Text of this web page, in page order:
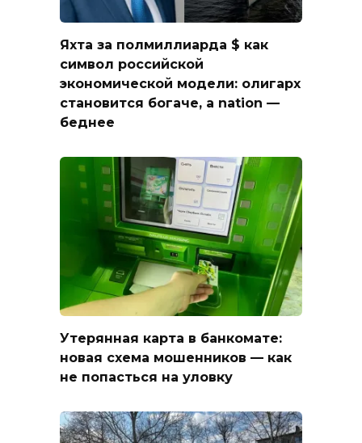
Яхта за полмиллиарда $ как
символ российской
экономической модели: олигарх
становится богаче, а nation —
беднее
Утерянная карта в банкомате:
новая схема мошенников — как
не попасться на уловку